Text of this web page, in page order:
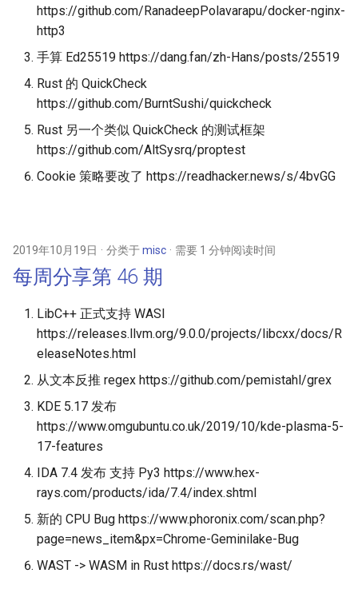
https://github.com/RanadeepPolavarapu/docker-nginx-
http3
手算 Ed25519 https://dang.fan/zh-Hans/posts/25519
Rust 的 QuickCheck
https://github.com/BurntSushi/quickcheck
Rust 另一个类似 QuickCheck 的测试框架
https://github.com/AltSysrq/proptest
Cookie 策略要改了 https://readhacker.news/s/4bvGG
2019年10月19日 分类于misc 需要 1 分钟阅读时间
每周分享第 46 期
LibC++ 正式支持 WASI
https://releases.llvm.org/9.0.0/projects/libcxx/docs/R
eleaseNotes.html
从文本反推 regex https://github.com/pemistahl/grex
KDE 5.17 发布
https://www.omgubuntu.co.uk/2019/10/kde-plasma-5-
17-features
IDA 7.4 发布 支持 Py3 https://www.hex-
rays.com/products/ida/7.4/index.shtml
新的 CPU Bug https://www.phoronix.com/scan.php?
page=news_item&px=Chrome-Geminilake-Bug
WAST -> WASM in Rust https://docs.rs/wast/